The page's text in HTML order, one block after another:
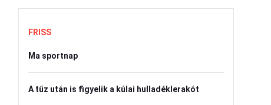
FRISS
Ma sportnap
A tűz után is figyelik a kúlai hulladéklerakót